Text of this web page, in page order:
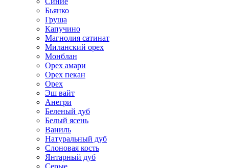
Бьянко
Груша
Капучино
Магнолия сатинат
Миланский орех
Монблан
Орех амари
Орех пекан
Орех
Эш вайт
Анегри
Беленый дуб
Белый ясень
Ваниль
Натуральный дуб
Слоновая кость
Янтарный дуб